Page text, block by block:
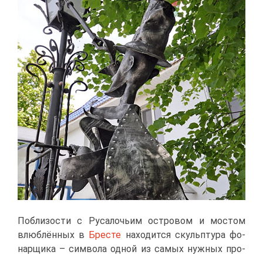
По­бли­зо­сти с Ру­са­ло­чьим ост­ро­вом и мо­стом
влюб­лён­ных в Бре­сте на­хо­дит­ся скульп­ту­ра фо­
нар­щи­ка – сим­во­ла од­ной из са­мых нуж­ных про­